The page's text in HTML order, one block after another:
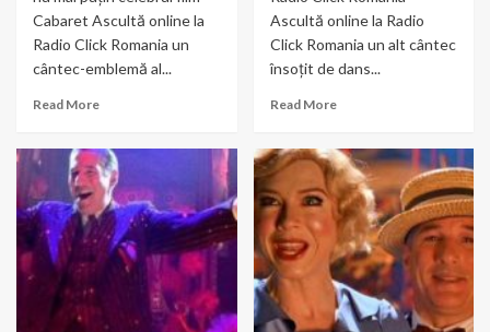
Cabaret Ascultă online la
Radio Click Romania un
cântec-emblemă al...
Read MoreRead
Liza
Minnelli
si
Joel
Gray
Ascultă online la Radio
Click Romania un alt cântec
însoțit de dans...
Read MoreRead
Nowadays
–
muzica
si
dans
din
Chicago